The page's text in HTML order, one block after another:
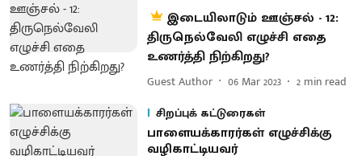
இடையிலாடும் ஊஞ்சல் - 12:
திருநெல்வேலி எழுச்சி எதை
உணர்த்தி நிற்கிறது?
Guest Author 06 Mar 2023 2 min read
சிறப்புக் கட்டுரைகள்
பாளையக்காரர்கள் எழுச்சிக்கு
வழிகாட்டியவர்